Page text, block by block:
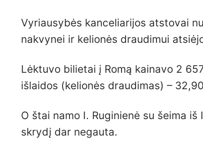
Vyriausybės kanceliarijos atstovai
nakvynei ir kelionės draudimui
Lėktuvo bilietai į Romą kainavo 2
išlaidos (kelionės draudimas) –
O štai namo I. Ruginienė su šeima
skrydį dar negauta.